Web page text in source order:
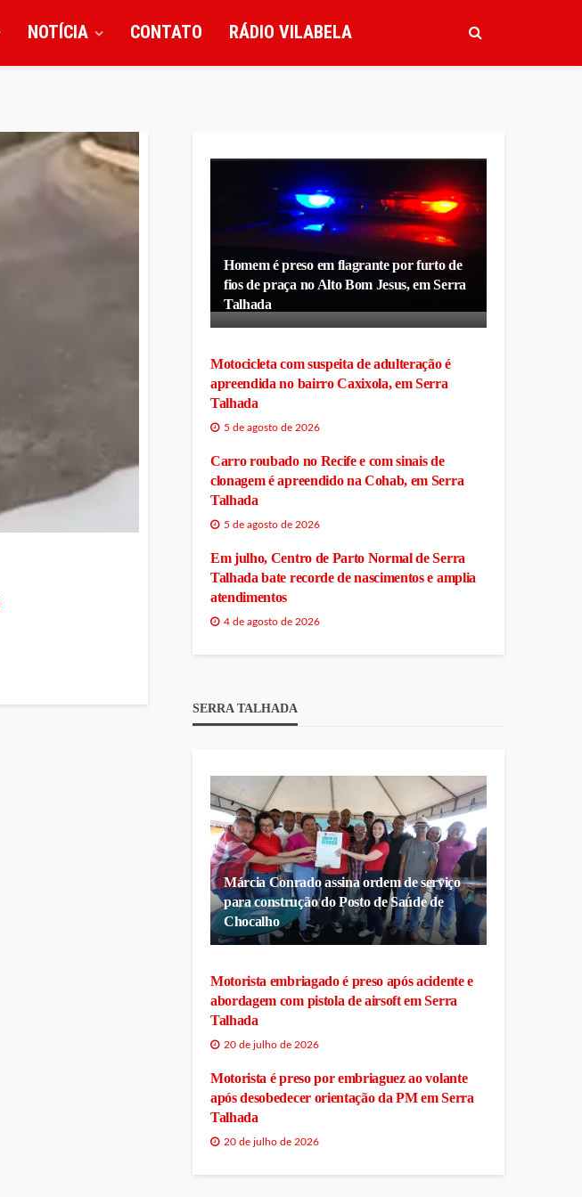
NOTÍCIA CONTATO RÁDIO VILABELA
Homem é preso em flagrante por furto de
fios de praça no Alto Bom Jesus, em Serra
Talhada
Motocicleta com suspeita de adulteração é
apreendida no bairro Caxixola, em Serra
Talhada
5 de agosto de 2026
Carro roubado no Recife e com sinais de
clonagem é apreendido na Cohab, em Serra
Talhada
5 de agosto de 2026
Em julho, Centro de Parto Normal de Serra
Talhada bate recorde de nascimentos e amplia
atendimentos
4 de agosto de 2026
SERRA TALHADA
Márcia Conrado assina ordem de serviço
para construção do Posto de Saúde de
Chocalho
Motorista embriagado é preso após acidente e
abordagem com pistola de airsoft em Serra
Talhada
20 de julho de 2026
Motorista é preso por embriaguez ao volante
após desobedecer orientação da PM em Serra
Talhada
20 de julho de 2026